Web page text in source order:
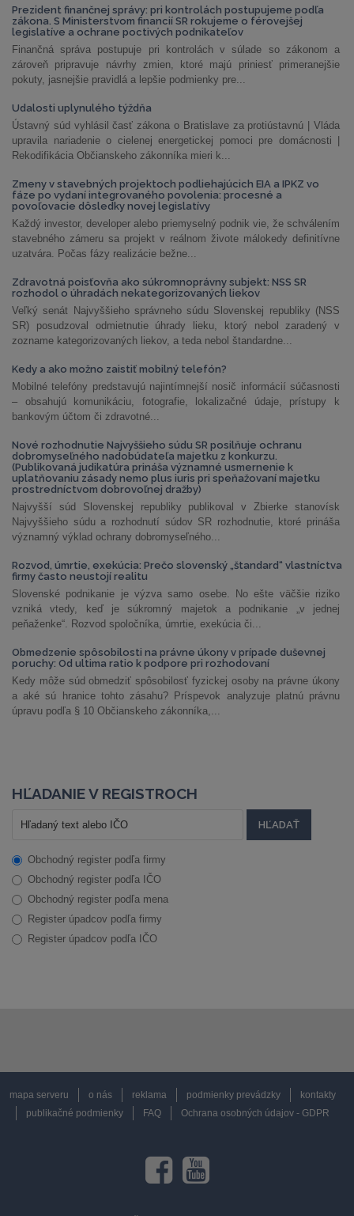
Prezident finančnej správy: pri kontrolách postupujeme podľa
zákona. S Ministerstvom financií SR rokujeme o férovejšej
legislatíve a ochrane poctivých podnikateľov
Finančná správa postupuje pri kontrolách v súlade so zákonom a
zároveň pripravuje návrhy zmien, ktoré majú priniesť primeranejšie
pokuty, jasnejšie pravidlá a lepšie podmienky pre...
Udalosti uplynulého týždňa
Ústavný súd vyhlásil časť zákona o Bratislave za protiústavnú | Vláda
upravila nariadenie o cielenej energetickej pomoci pre domácnosti |
Rekodifikácia Občianskeho zákonníka mieri k...
Zmeny v stavebných projektoch podliehajúcich EIA a IPKZ vo
fáze po vydaní integrovaného povolenia: procesné a
povoľovacie dôsledky novej legislatívy
Každý investor, developer alebo priemyselný podnik vie, že schválením
stavebného zámeru sa projekt v reálnom živote málokedy definitívne
uzatvára. Počas fázy realizácie bežne...
Zdravotná poisťovňa ako súkromnoprávny subjekt: NSS SR
rozhodol o úhradách nekategorizovaných liekov
Veľký senát Najvyššieho správneho súdu Slovenskej republiky (NSS
SR) posudzoval odmietnutie úhrady lieku, ktorý nebol zaradený v
zozname kategorizovaných liekov, a teda nebol štandardne...
Kedy a ako možno zaistiť mobilný telefón?
Mobilné telefóny predstavujú najintímnejší nosič informácií súčasnosti
– obsahujú komunikáciu, fotografie, lokalizačné údaje, prístupy k
bankovým účtom či zdravotné...
Nové rozhodnutie Najvyššieho súdu SR posilňuje ochranu
dobromyseľného nadobúdateľa majetku z konkurzu.
(Publikovaná judikatúra prináša významné usmernenie k
uplatňovaniu zásady nemo plus iuris pri speňažovaní majetku
prostredníctvom dobrovoľnej dražby)
Najvyšší súd Slovenskej republiky publikoval v Zbierke stanovísk
Najvyššieho súdu a rozhodnutí súdov SR rozhodnutie, ktoré prináša
významný výklad ochrany dobromyseľného...
Rozvod, úmrtie, exekúcia: Prečo slovenský „štandard“ vlastníctva
firmy často neustojí realitu
Slovenské podnikanie je výzva samo osebe. No ešte väčšie riziko
vzniká vtedy, keď je súkromný majetok a podnikanie „v jednej
peňaženke“. Rozvod spoločníka, úmrtie, exekúcia či...
Obmedzenie spôsobilosti na právne úkony v prípade duševnej
poruchy: Od ultima ratio k podpore pri rozhodovaní
Kedy môže súd obmedziť spôsobilosť fyzickej osoby na právne úkony
a aké sú hranice tohto zásahu? Príspevok analyzuje platnú právnu
úpravu podľa § 10 Občianskeho zákonníka,...
HĽADANIE V REGISTROCH
Obchodný register podľa firmy
Obchodný register podľa IČO
Obchodný register podľa mena
Register úpadcov podľa firmy
Register úpadcov podľa IČO
mapa serveru o nás reklama podmienky prevádzky
kontakty
publikačné podmienky
FAQ Ochrana osobných údajov - GDPR